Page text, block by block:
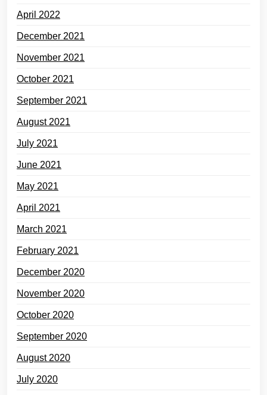
April 2022
December 2021
November 2021
October 2021
September 2021
August 2021
July 2021
June 2021
May 2021
April 2021
March 2021
February 2021
December 2020
November 2020
October 2020
September 2020
August 2020
July 2020